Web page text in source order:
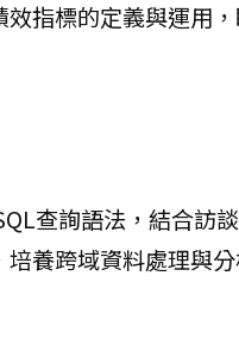
指標的定義與運用
查詢語法，結合訪
養跨域資料處理與分